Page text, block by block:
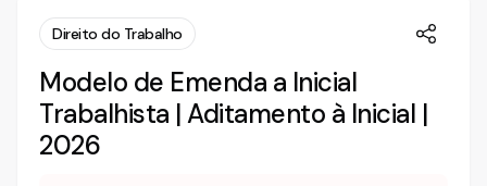
O que fazer quando há erro no polo passivo da ação?
nesse tipo de situação?
Como o JusDocs pode ajudar nisso?
Direito do Trabalho
Modelo de Emenda a Inicial
Trabalhista | Aditamento à Inicial |
2026